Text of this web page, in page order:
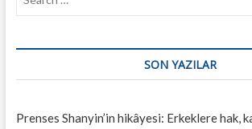
SON YAZILAR
Prenses Shanyin’in hikâyesi: Erkeklere hak,